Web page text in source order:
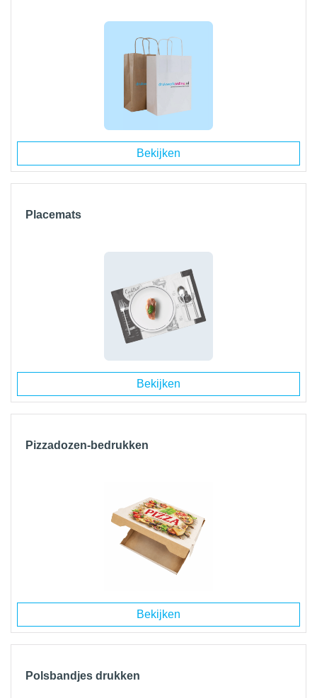
Bekijken
Placemats
Bekijken
Pizzadozen-bedrukken
Bekijken
Polsbandjes drukken